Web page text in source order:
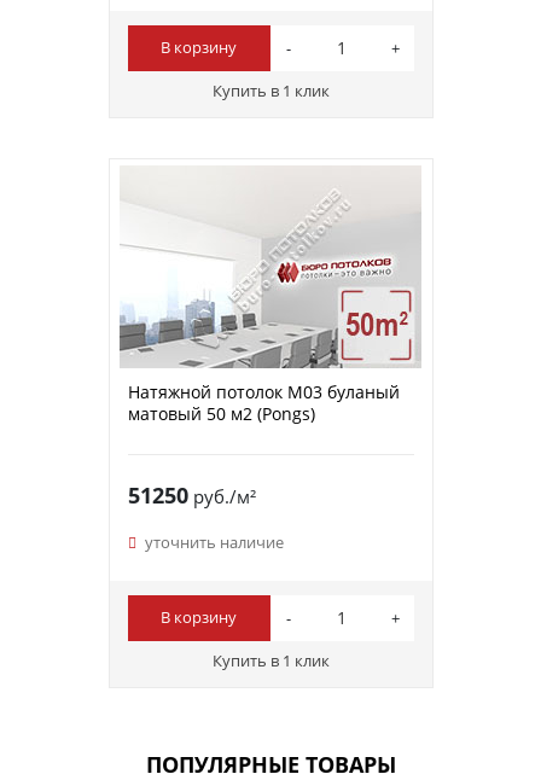
В корзину
Купить в 1 клик
Натяжной потолок M03 буланый
матовый 50 м2 (Pongs)
51250руб./м²
уточнить наличие
В корзину
Купить в 1 клик
ПОПУЛЯРНЫЕ ТОВАРЫ